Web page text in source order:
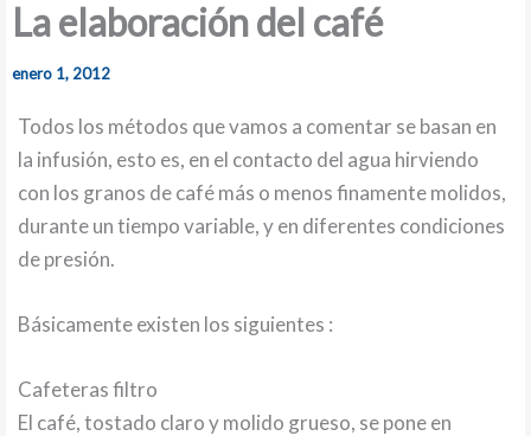
La elaboración del café
enero 1, 2012
Todos los métodos que vamos a comentar se basan en
la infusión, esto es, en el contacto del agua hirviendo
con los granos de café más o menos finamente molidos,
durante un tiempo variable, y en diferentes condiciones
de presión.
Básicamente existen los siguientes :
Cafeteras filtro
El café, tostado claro y molido grueso, se pone en